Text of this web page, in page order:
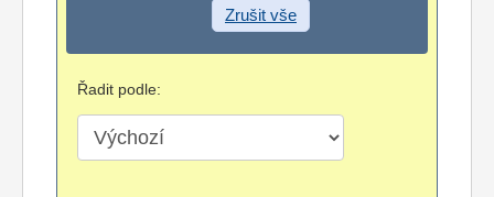
Zrušit vše
Řadit podle: